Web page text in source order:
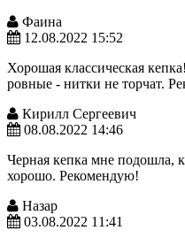
Фаина
12.08.2022 15:52
Хорошая классическая
ровные - нитки не торчат.
Кирилл Сергеевич
08.08.2022 14:46
Черная кепка мне подошла,
хорошо. Рекомендую!
Назар
03.08.2022 11:41